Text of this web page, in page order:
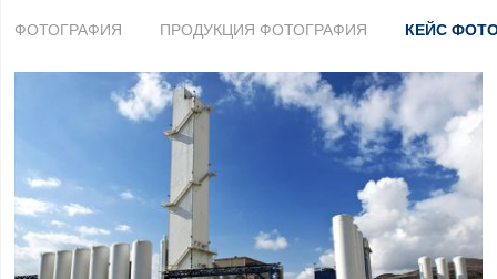
ФОТОГРАФИЯ ПРОДУКЦИЯ ФОТОГРАФИЯ КЕЙС